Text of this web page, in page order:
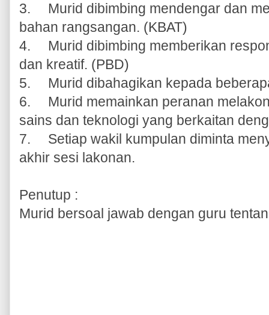
3.
Murid dibimbing mendengar dan
bahan rangsangan. (KBAT)
4.
Murid dibimbing memberikan
dan kreatif. (PBD)
5.
Murid dibahagikan kepada
6.
Murid memainkan peranan
sains dan teknologi yang berkaitan
7.
Setiap wakil kumpulan diminta
akhir sesi lakonan.
Penutup :
Murid bersoal jawab dengan guru